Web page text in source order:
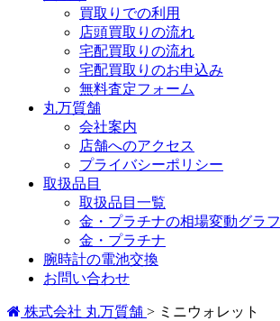
買取りでの利用
店頭買取りの流れ
宅配買取りの流れ
宅配買取りのお申込み
無料査定フォーム
丸万質舗
会社案内
店舗へのアクセス
プライバシーポリシー
取扱品目
取扱品目一覧
金・プラチナの相場変動グラフ
金・プラチナ
腕時計の電池交換
お問い合わせ
株式会社 丸万質舗 > ミニウォレット